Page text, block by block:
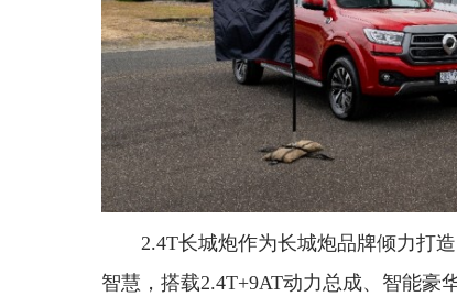
2.4T长城炮作为长城炮品牌倾力打
智慧，搭载2.4T+9AT动力总成、智能豪